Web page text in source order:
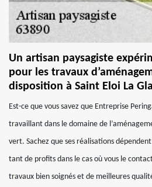
Un artisan paysagiste
pour les travaux
disposition à Saint Eloi La
Est-ce que vous savez que Entreprise
travaillant dans le domaine de
vert. Sachez que ses réalisations
tant de profits dans le cas où vous le
travaux bien soignés et de meilleures